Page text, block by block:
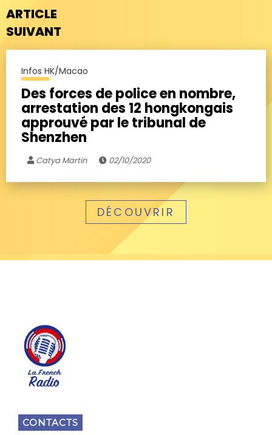
ARTICLE
SUIVANT
Infos HK/Macao
Des forces de police en nombre,
arrestation des 12 hongkongais
approuvé par le tribunal de
Shenzhen
Catya Martin 02/10/2020
DÉCOUVRIR
CONTACTS